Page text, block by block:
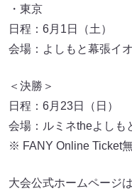
・東京
日程：6月1日（土）
会場：よしもと幕張イ
＜決勝＞
日程：6月23日（日）
会場：ルミネtheよしも
※ FANY Online Ticket
大会公式ホームページは